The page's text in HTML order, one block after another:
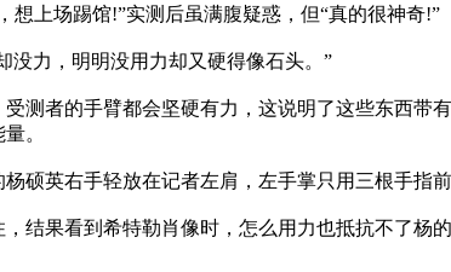
上场踢馆!”实测后虽满腹疑惑，但“真的很神奇!”
没力，明明没用力却又硬得像石头。”
测者的手臂都会坚硬有力，这说明了这些东西带
。
硕英右手轻放在记者左肩，左手掌只用三根手指前
结果看到希特勒肖像时，怎么用力也抵抗不了杨